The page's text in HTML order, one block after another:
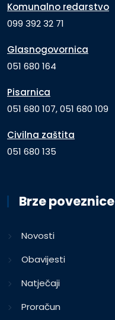
Komunalno redarstvo
099 392 32 71
Glasnogovornica
051 680 164
Pisarnica
051 680 107, 051 680 109
Civilna zaštita
051 680 135
Brze poveznice
Novosti
Obavijesti
Natječaji
Proračun